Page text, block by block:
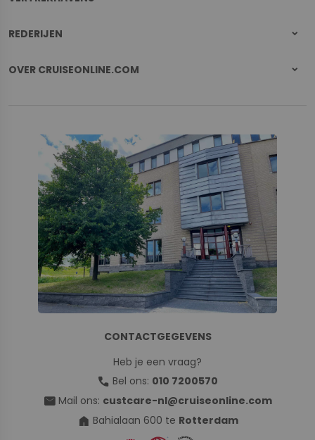
REDERIJEN
OVER CRUISEONLINE.COM
CONTACTGEGEVENS
Heb je een vraag?
call Bel ons: 010 7200570
mail Mail ons: custcare-nl@cruiseonline.com
home Bahialaan 600 te Rotterdam